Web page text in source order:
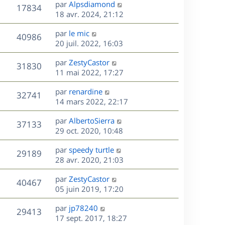
n
i
e
r
m
e
s
s
a
g
e
17834V
u
e
s
D
e
r
n
i
e
r
m
e
s
s
a
g
e
par Alpsdiamond
18 avr. 2024, 21:12
40986V
u
D
e
r
n
i
e
r
m
e
s
s
a
g
e
par le mic
20 juil. 2022, 16:03
31830V
u
s
D
e
r
n
i
e
r
m
e
s
s
a
g
e
par ZestyCastor
11 mai 2022, 17:27
32741
u
e
s
D
e
r
n
i
e
r
m
e
s
s
a
g
e
par renardine
14 mars 2022, 22:17
37133V
u
s
D
e
r
n
i
e
r
m
e
s
s
par AlbertoSierra
29 oct. 2020, 10:48
29189V
u
s
D
e
r
n
i
e
r
m
par speedy turtle
28 avr. 2020, 21:03
40467V
u
e
D
e
r
n
i
par ZestyCastor
05 juin 2019, 17:20
29413V
D
e
par jp78240
17 sept. 2017, 18:27